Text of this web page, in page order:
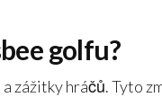
golfu?
zážitky hráčů. Tyto